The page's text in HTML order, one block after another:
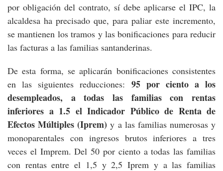
por obligación del contrato, sí debe aplicarse el IPC, la
alcaldesa ha precisado que, para paliar este incremento,
se mantienen los tramos y las bonificaciones para reducir
las facturas a las familias santanderinas.
De esta forma, se aplicarán bonificaciones consistentes
en las siguientes reducciones: 95 por ciento a los
desempleados, a todas las familias con rentas
inferiores a 1.5 el Indicador Público de Renta de
Efectos Múltiples (Iprem) y a las familias numerosas y
monoparentales con ingresos brutos inferiores a tres
veces el Imprem. Del 50 por ciento a todas las familias
con rentas entre el 1,5 y 2,5 Iprem y a las familias